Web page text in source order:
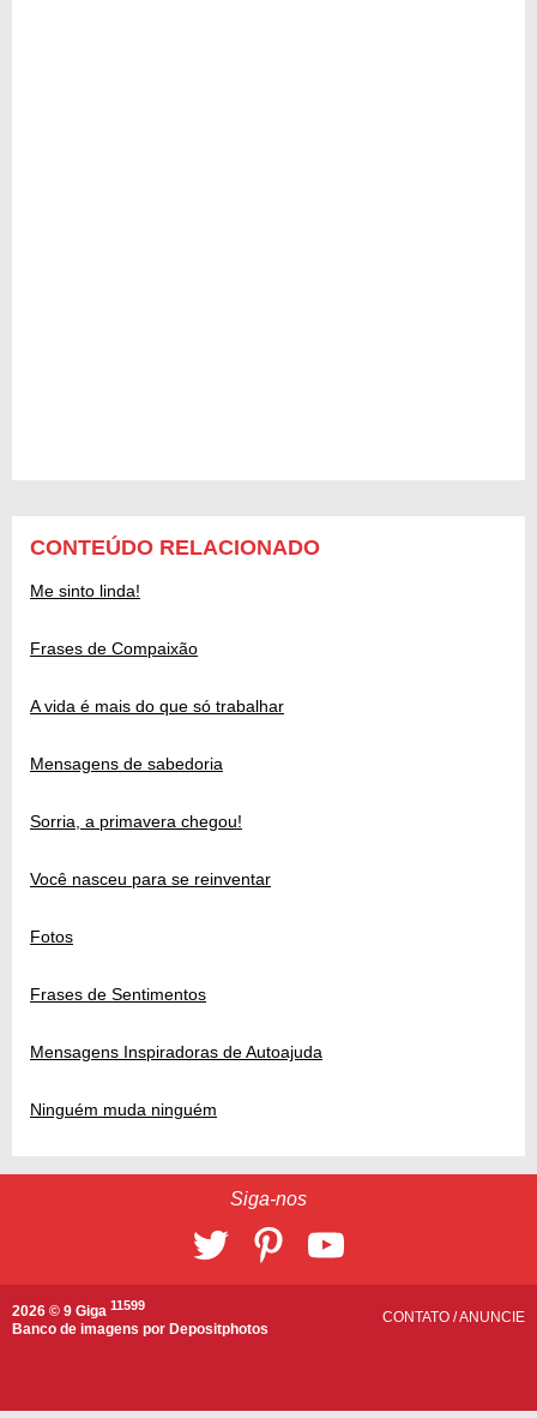
CONTEÚDO RELACIONADO
Me sinto linda!
Frases de Compaixão
A vida é mais do que só trabalhar
Mensagens de sabedoria
Sorria, a primavera chegou!
Você nasceu para se reinventar
Fotos
Frases de Sentimentos
Mensagens Inspiradoras de Autoajuda
Ninguém muda ninguém
Siga-nos
2026 © 9 Giga 11599
Banco de imagens por Depositphotos
CONTATO /ANUNCIE